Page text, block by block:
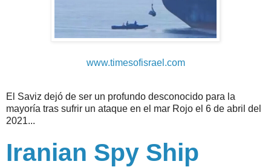
www.timesofisrael.com
El Saviz dejó de ser un profundo desconocido para la
mayoría tras sufrir un ataque en el mar Rojo el 6 de abril del
2021...
Iranian Spy Ship